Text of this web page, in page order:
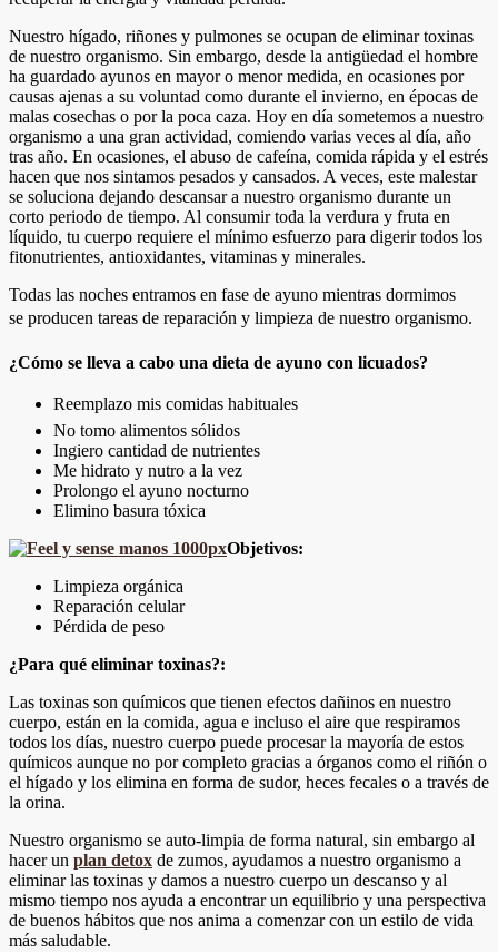
Nuestro hígado, riñones y pulmones se ocupan de eliminar toxinas
de nuestro organismo. Sin embargo, desde la antigüedad el hombre
ha guardado ayunos en mayor o menor medida, en ocasiones por
causas ajenas a su voluntad como durante el invierno, en épocas de
malas cosechas o por la poca caza. Hoy en día sometemos a nuestro
organismo a una gran actividad, comiendo varias veces al día, año
tras año. En ocasiones, el abuso de cafeína, comida rápida y el estrés
hacen que nos sintamos pesados y cansados. A veces, este malestar
se soluciona dejando descansar a nuestro organismo durante un
corto periodo de tiempo. Al consumir toda la verdura y fruta en
líquido, tu cuerpo requiere el mínimo esfuerzo para digerir todos los
fitonutrientes, antioxidantes, vitaminas y minerales.
Todas las noches entramos en fase de ayuno mientras dormimos
se producen tareas de reparación y limpieza de nuestro organismo.
¿Cómo se lleva a cabo una dieta de ayuno con licuados?
Reemplazo mis comidas habituales
No tomo alimentos sólidos
Ingiero cantidad de nutrientes
Me hidrato y nutro a la vez
Prolongo el ayuno nocturno
Elimino basura tóxica
Objetivos:
Limpieza orgánica
Reparación celular
Pérdida de peso
¿Para qué eliminar toxinas?:
Las toxinas son químicos que tienen efectos dañinos en nuestro
cuerpo, están en la comida, agua e incluso el aire que respiramos
todos los días, nuestro cuerpo puede procesar la mayoría de estos
químicos aunque no por completo gracias a órganos como el riñón o
el hígado y los elimina en forma de sudor, heces fecales o a través de
la orina.
Nuestro organismo se auto-limpia de forma natural, sin embargo al
hacer un plan detox de zumos, ayudamos a nuestro organismo a
eliminar las toxinas y damos a nuestro cuerpo un descanso y al
mismo tiempo nos ayuda a encontrar un equilibrio y una perspectiva
de buenos hábitos que nos anima a comenzar con un estilo de vida
más saludable.